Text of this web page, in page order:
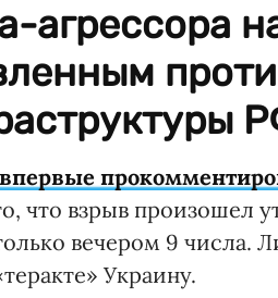
агрессора
что взрыв произошел
вечером 9 числа.
Украину.